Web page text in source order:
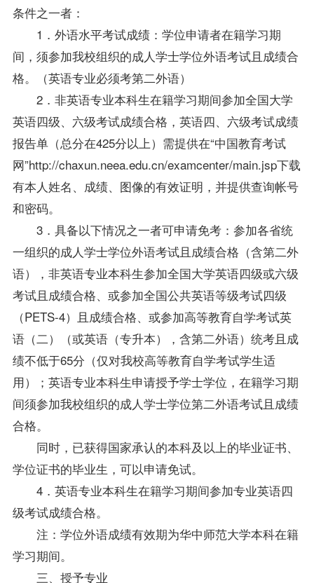
条件之一者：
1．外语水平考试成绩： 学位申请者在籍学习期
间，须参加我校组织的成人学士学位外语考试且成绩合
格。（英语专业必须考第二外语）
2．非英语专业本科生在籍学习期间参加全国大学
英语四级、六级考试成绩合格，英语四、六级考试成绩
报告单（总分在425分以上）需提供在“中国教育考试
网”http://chaxun.neea.edu.cn/examcenter/main.jsp下载
有本人姓名、成绩、图像的有效证明，并提供查询帐号
和密码。
3．具备以下情况之一者可申请免考：参加各省统
一组织的成人学士学位外语考试且成绩合格（含第二外
语），非英语专业本科生参加全国大学英语四级或六级
考试且成绩合格、或参加全国公共英语等级考试四级
（PETS-4）且成绩合格、或参加高等教育自学考试英
语（二）（或英语（专升本），含第二外语）统考且成
绩不低于65分（仅对我校高等教育自学考试学生适
用）；英语专业本科生申请授予学士学位 ，在籍学习期
间须参加我校组织的成人学士学位第二外语考试且成绩
合格。
同时，已获得国家承认的本科及以上的毕业证书、
学位证书的毕业生 ，可以申请免试。
4．英语专业本科生在籍学习期间参加专业英语四
级考试成绩合格。
注： 学位外语成绩有效期为华中师范大学本科在籍
学习期间。
三、授予专业